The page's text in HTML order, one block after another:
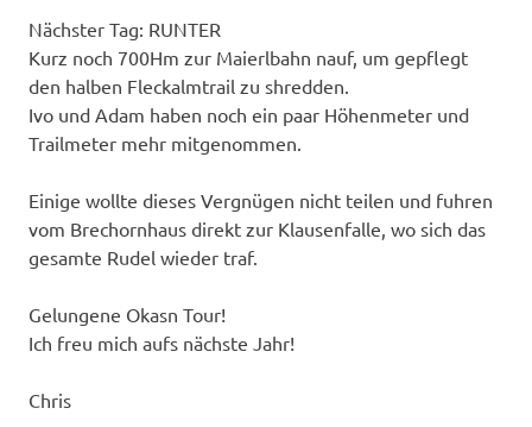
Nächster Tag: RUNTER
Kurz noch 700Hm zur Maierlbahn nauf, um gepflegt
den halben Fleckalmtrail zu shredden.
Ivo und Adam haben noch ein paar Höhenmeter und
Trailmeter mehr mitgenommen.
Einige wollte dieses Vergnügen nicht teilen und fuhren
vom Brechornhaus direkt zur Klausenfalle, wo sich das
gesamte Rudel wieder traf.
Gelungene Okasn Tour!
Ich freu mich aufs nächste Jahr!
Chris